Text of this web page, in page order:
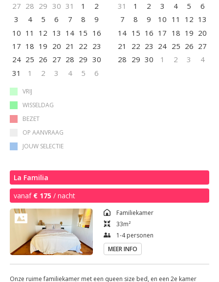
27 28 29 30 31 1
2
3
4 5 6 7 8
9
10 11 12 13 14 15 16
17 18 19 20 21 22 23
24 25 26 27 28 29 30
31
1 2 3 4 5 6
31 1 2 3 4 5
6
7
8 9 10 11 12 13
14 15 16 17 18 19 20
21
22 23 24 25 26 27
28 29 30 1 2 3 4
VRIJ
WISSELDAG
BEZET
OP AANVRAAG
JOUW SELECTIE
La Familia
vanaf € 175 / nacht
Familiekamer
33m²
1-4 personen
MEER INFO
Onze ruime familiekamer met een queen size bed, en een 2e kamer